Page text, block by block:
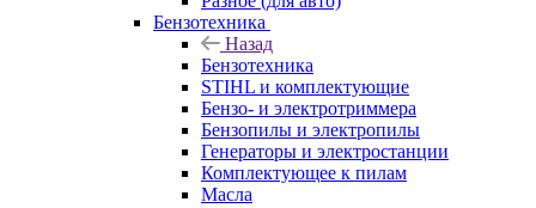
Бензотехника
Назад
Бензотехника
STIHL и комплектующие
Бензо- и электротриммера
Бензопилы и электропилы
Генераторы и электростанции
Комплектующее к пилам
Масла